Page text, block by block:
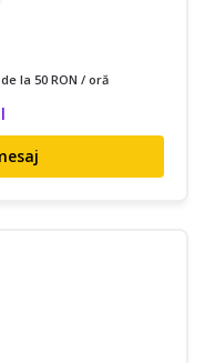
la 50 RON / oră